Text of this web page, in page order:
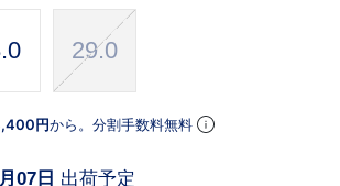
29.0
円から。分割手数料無料
07日 出荷予定